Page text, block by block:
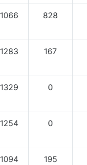
1066 828
1283 167
1329 0
1254 0
1094 195